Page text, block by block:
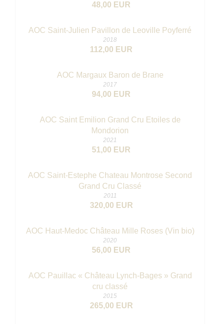
48,00 EUR
AOC Saint-Julien Pavillon de Leoville Poyferré
2018
112,00 EUR
AOC Margaux Baron de Brane
2017
94,00 EUR
AOC Saint Emilion Grand Cru Etoiles de
Mondorion
2021
51,00 EUR
AOC Saint-Estephe Chateau Montrose Second
Grand Cru Classé
2011
320,00 EUR
AOC Haut-Medoc Château Mille Roses (Vin bio)
2020
56,00 EUR
AOC Pauillac « Château Lynch-Bages » Grand
cru classé
2015
265,00 EUR